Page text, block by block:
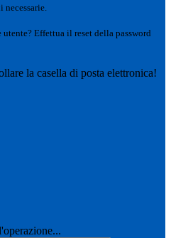
Effettua il reset della password
la casella di posta elettronica!